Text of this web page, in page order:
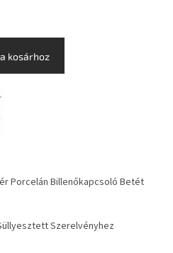
kosárhoz
Porcelán Billenőkapcsoló Betét
Szerelvényhez